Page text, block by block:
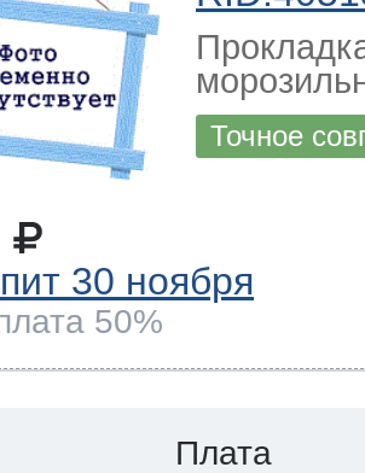
Точное
30 ноября
50%
Плата